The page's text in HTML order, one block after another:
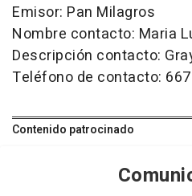
Emisor: Pan Milagros
Nombre contacto: Maria
Descripción contacto:
Teléfono de contacto:
Contenido patrocinado